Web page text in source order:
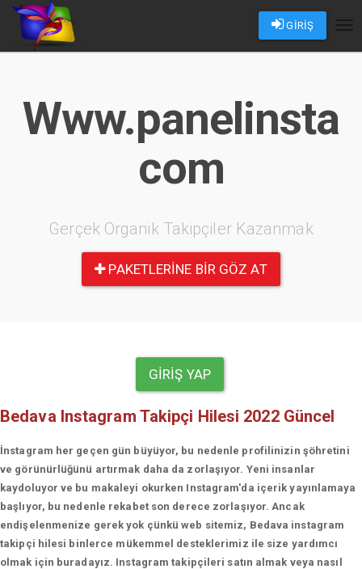
GİRİŞ
Www.panelinsta
com
Gerçek Organik Takipçiler Kazanmak
PAKETLERINE BIR GÖZ AT
GIRIŞ YAP
Bedava Instagram Takipçi Hilesi 2022 Güncel
İnstagram her geçen gün büyüyor, bu nedenle profilinizin şöhretini
ve görünürlüğünü artırmak daha da zorlaşıyor. Yeni insanlar
kaydoluyor ve bu makaleyi okurken Instagram'da içerik yayınlamaya
başlıyor, bu nedenle rekabet son derece zorlaşıyor. Ancak
endişelenmenize gerek yok çünkü web sitemiz, Bedava instagram
takipçi hilesi binlerce mükemmel desteklerimiz ile size yardımcı
olmak için buradayız. Instagram takipçileri satın almak veya nasıl